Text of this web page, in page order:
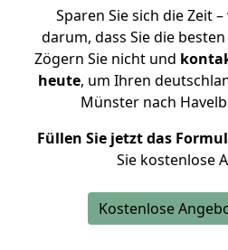
Sparen Sie sich die Zeit
darum, dass Sie die
Zögern Sie nicht und
heute, um Ihren
Münster nach
Füllen Sie jetzt das
Sie kostenlose
Kostenlose